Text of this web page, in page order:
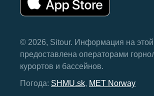
© 2026, Sitour. Информация на этой
предоставлена ​​операторами
курортов и бассейнов.
Погода: SHMU.sk, MET Norway